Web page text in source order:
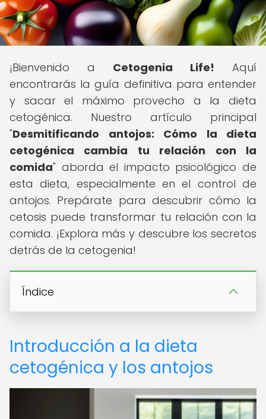
¡Bienvenido a Cetogenia Life! Aquí
encontrarás la guía definitiva para entender
y sacar el máximo provecho a la dieta
cetogénica. Nuestro artículo principal
"Desmitificando antojos: Cómo la dieta
cetogénica cambia tu relación con la
comida" aborda el impacto psicológico de
esta dieta, especialmente en el control de
antojos. Prepárate para descubrir cómo la
cetosis puede transformar tu relación con la
comida. ¡Explora más y descubre los secretos
detrás de la cetogenia!
Índice
Introducción a la dieta
cetogénica y los antojos